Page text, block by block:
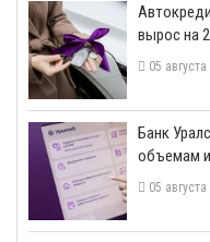
вырос на
05
​Банк
объемам
05